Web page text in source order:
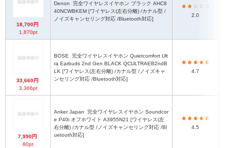
18,700円
1,870pt
Denon
40NCWBKEM [ワイヤレス(左右分離) /カナル型 /
ノイズキャンセリング対応 /Bluetooth対応]
2.0
33,660円
3,366pt
BOSE
ra Earbuds 2nd Gen BLACK QCULTRAEB2ndB
LK [ワイヤレス(左右分離) /カナル型 /ノイズキャ
ンセリング対応 /Bluetooth対応]
4.7
7,990円
80pt
Anker Japan
e P40i オフホワイト A3955N21 [ワイヤレス(左
右分離) /カナル型 /ノイズキャンセリング対応 /Bl
uetooth対応]
4.5